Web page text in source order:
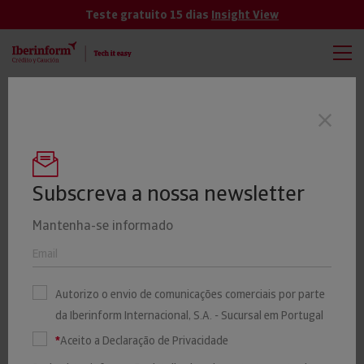
Teste gratuito 15 dias Insight View
Últimas notícias
As empresas que sofrem
incumprimentos
significativos aumentam
até aos 23%
Subscreva a nossa newsletter
Mantenha-se informado
Autorizo o envio de comunicações comerciais por parte
da Iberinform Internacional, S.A. - Sucursal em Portugal
*Aceito a Declaração de Privacidade